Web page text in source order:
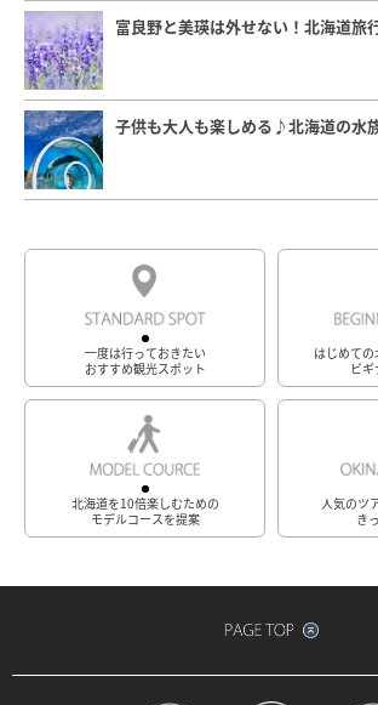
富良野と美瑛は外せない！北海道旅
子供も大人も楽しめる♪北海道の水
一度は行っておきたい
おすすめ観光スポット
はじめて
ビギ
北海道を10倍楽しむための
モデルコースを提案
人気のツ
き